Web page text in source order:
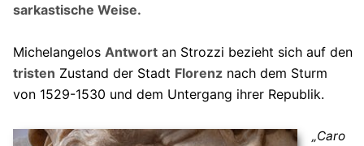
sarkastische Weise.
Michelangelos Antwortan Strozzi bezieht sich auf den
tristen Zustand der Stadt Florenznach dem Sturm
von 1529-1530 und dem Untergang ihrer Republik.
„Caro